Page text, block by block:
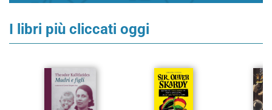
I libri più cliccati oggi